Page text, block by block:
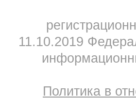
11.10.2019
Политика в